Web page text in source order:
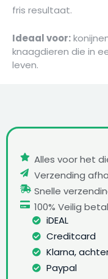
fris resultaat.
Ideaal voor:
knaagdieren die in
leven.
Alles voor het
Verzending
Snelle
100% Veilig
iDEAL
Creditcard
Klarna,
Paypal